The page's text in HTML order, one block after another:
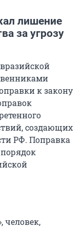
лишение
за угрозу
к закону
создающих
РФ. Поправка
человек,